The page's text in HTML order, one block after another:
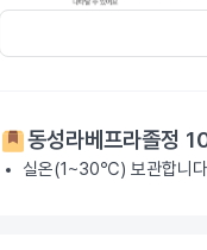
동성라베프라졸정
실온(1~30℃) 보관합니